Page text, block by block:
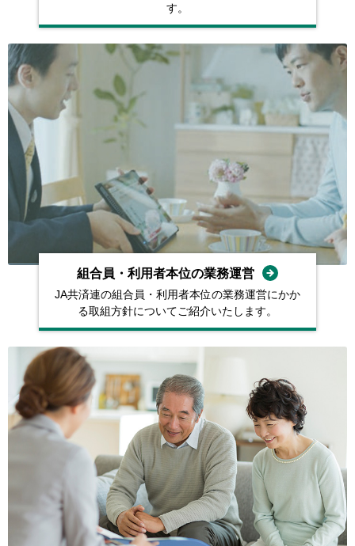
す。
組合員・利用者本位の業務運営
JA共済連の組合員・利用者本位の業務運営にかか
る取組方針についてご紹介いたします。